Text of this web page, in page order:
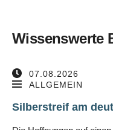
Wissenswerte
07.08.2026
ALLGEMEIN
Silberstreif am